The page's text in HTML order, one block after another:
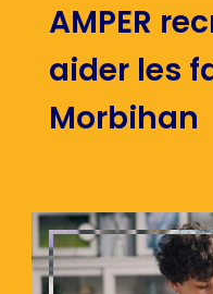
AMPER
aider les
Morbihan